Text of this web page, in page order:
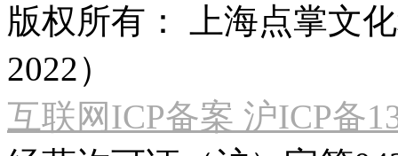
版权所有：
上海点掌文
2022）
互联网ICP备案 沪ICP备